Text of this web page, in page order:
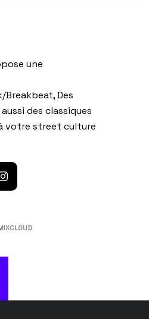
une
Breakbeat, Des
des classiques
votre street culture